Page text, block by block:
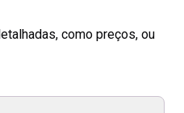
como preços, ou